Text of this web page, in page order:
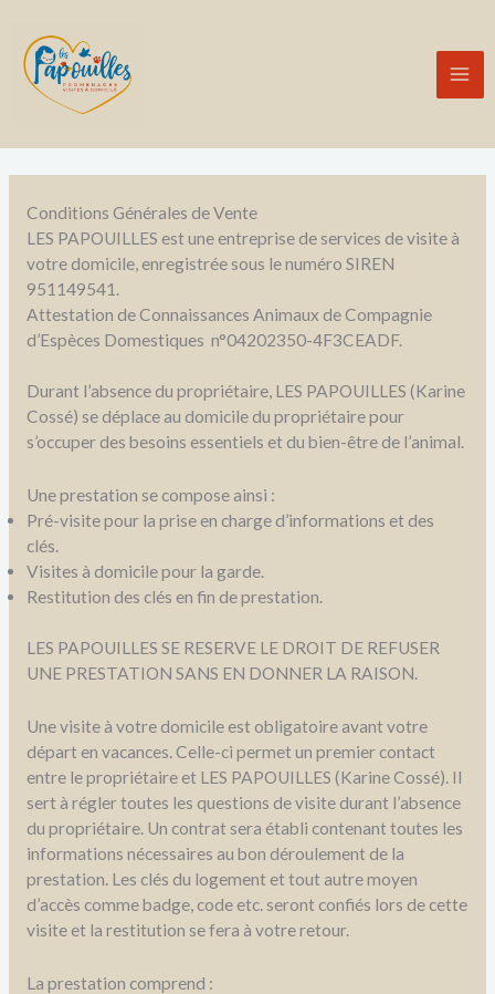
contenu
Conditions Générales de Vente
LES PAPOUILLES est une entreprise de services de visite à
votre domicile, enregistrée sous le numéro SIREN
951149541.
Attestation de Connaissances Animaux de Compagnie
d’Espèces Domestiques n°04202350-4F3CEADF.
Durant l’absence du propriétaire, LES PAPOUILLES (Karine
Cossé) se déplace au domicile du propriétaire pour
s’occuper des besoins essentiels et du bien-être de l’animal.
Une prestation se compose ainsi :
Pré-visite pour la prise en charge d’informations et des
clés.
Visites à domicile pour la garde.
Restitution des clés en fin de prestation.
LES PAPOUILLES SE RESERVE LE DROIT DE REFUSER
UNE PRESTATION SANS EN DONNER LA RAISON.
Une visite à votre domicile est obligatoire avant votre
départ en vacances. Celle-ci permet un premier contact
entre le propriétaire et LES PAPOUILLES (Karine Cossé). Il
sert à régler toutes les questions de visite durant l’absence
du propriétaire. Un contrat sera établi contenant toutes les
informations nécessaires au bon déroulement de la
prestation. Les clés du logement et tout autre moyen
d’accès comme badge, code etc. seront confiés lors de cette
visite et la restitution se fera à votre retour.
La prestation comprend :